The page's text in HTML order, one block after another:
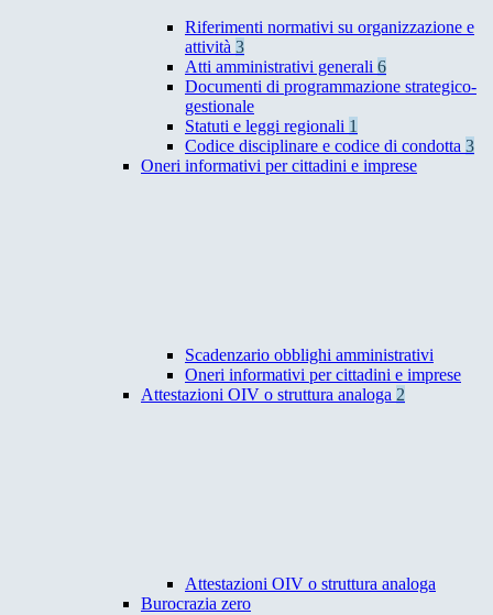
Riferimenti normativi su organizzazione e
attività 3
Atti amministrativi generali 6
Documenti di programmazione strategico-
gestionale
Statuti e leggi regionali 1
Codice disciplinare e codice di condotta 3
Oneri informativi per cittadini e imprese
Scadenzario obblighi amministrativi
Oneri informativi per cittadini e imprese
Attestazioni OIV o struttura analoga 2
Attestazioni OIV o struttura analoga
Burocrazia zero